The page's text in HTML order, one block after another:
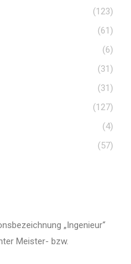
(123)
(61)
(6)
(31)
(31)
(127)
(4)
(57)
„Ingenieur“
Meister- bzw.